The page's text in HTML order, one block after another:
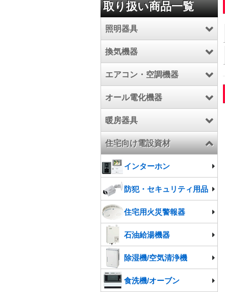
取り扱い商品一覧
照明器具
LED照明器具
照明器具
施設照明
電球/ランプ
換気機器
換気扇
エアコン・空調機器
業務用エアコン
ハウジングエアコン
ルームエアコン
エアコン部材
オール電化機器
エコキュート
電気温水器
IHクッキングヒーター
暖房器具
暖房器具
温水ルームヒーター
こたつ
住宅向け電設資材
インターホン
防犯・セキュリティ用品
住宅用火災警報器
石油給湯機器
除湿機/空気清浄機
食洗機/オーブン